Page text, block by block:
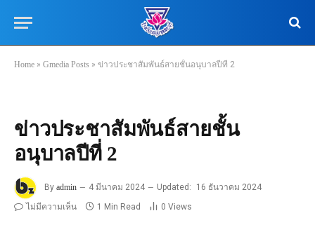
Home » Gmedia Posts » ข่าวประชาสัมพันธ์สายชั้นอนุบาลปีที่ 2
ข่าวประชาสัมพันธ์สายชั้น
อนุบาลปีที่ 2
By admin 4 มีนาคม 2024 Updated:
16 ธันวาคม 2024
ไม่มีความเห็น
1 Min Read 0 Views